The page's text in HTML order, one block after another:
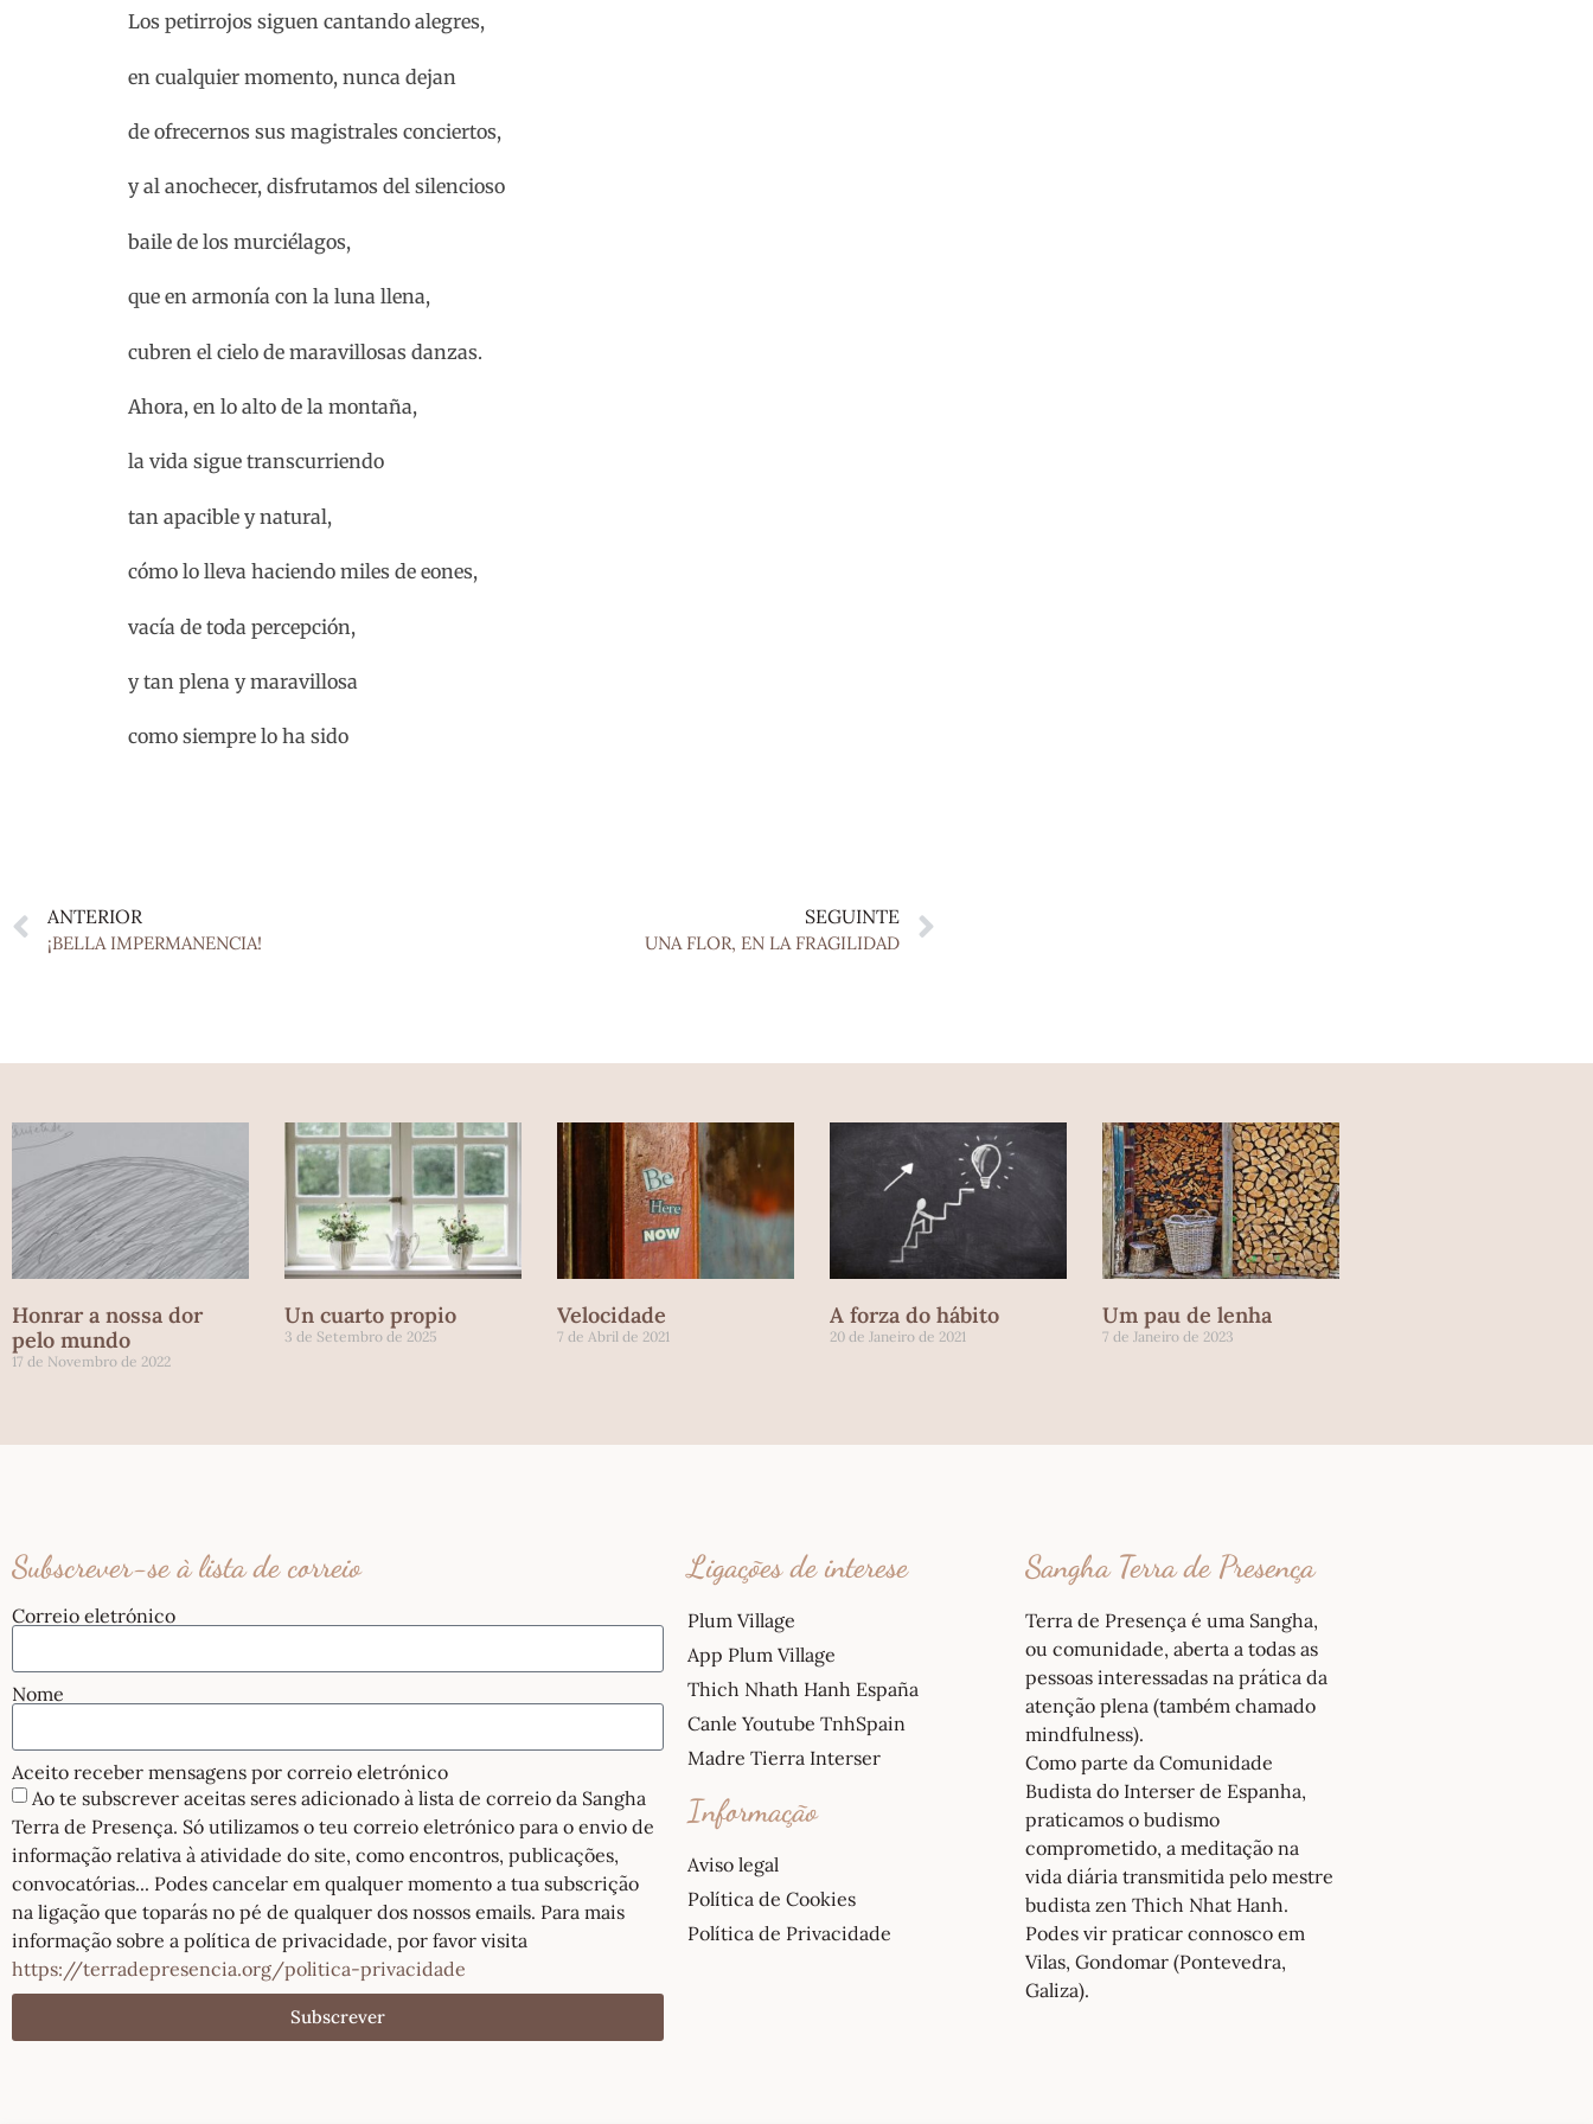
Los petirrojos siguen cantando alegres,
en cualquier momento, nunca dejan
de ofrecernos sus magistrales conciertos,
y al anochecer, disfrutamos del silencioso
baile de los murciélagos,
que en armonía con la luna llena,
cubren el cielo de maravillosas danzas.
Ahora, en lo alto de la montaña,
la vida sigue transcurriendo
tan apacible y natural,
cómo lo lleva haciendo miles de eones,
vacía de toda percepción,
y tan plena y maravillosa
como siempre lo ha sido
ANTERIOR
¡BELLA IMPERMANENCIA!
SEGUINTE
UNA FLOR, EN LA FRAGILIDAD
Honrar a nossa dor
pelo mundo
17 de Novembro de 2022
Un cuarto propio
3 de Setembro de 2025
Velocidade
7 de Abril de 2021
A forza do hábito
20 de Janeiro de 2021
Um pau de lenha
7 de Janeiro de 2023
Subscrever-se à lista de correio
Correio eletrónico
Nome
Aceito receber mensagens por correio eletrónico
Ao te subscrever aceitas seres adicionado à lista de correio da Sangha
Terra de Presença. Só utilizamos o teu correio eletrónico para o envio de
informação relativa à atividade do site, como encontros, publicações,
convocatórias... Podes cancelar em qualquer momento a tua subscrição
na ligação que toparás no pé de qualquer dos nossos emails. Para mais
informação sobre a política de privacidade, por favor visita
https://terradepresencia.org/politica-privacidade
Subscrever
Ligações de interese
Plum Village
App Plum Village
Thich Nhath Hanh España
Canle Youtube TnhSpain
Madre Tierra Interser
Informação
Aviso legal
Política de Cookies
Política de Privacidade
Sangha Terra de Presença
Terra de Presença é uma Sangha,
ou comunidade, aberta a todas as
pessoas interessadas na prática da
atenção plena (também chamado
mindfulness).
Como parte da Comunidade
Budista do Interser de Espanha,
praticamos o budismo
comprometido, a meditação na
vida diária transmitida pelo mestre
budista zen Thich Nhat Hanh.
Podes vir praticar connosco em
Vilas, Gondomar (Pontevedra,
Galiza).